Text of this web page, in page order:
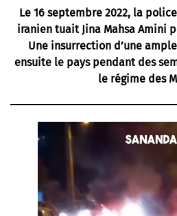
Le 16 septembre 2022, la
iranien tuait Jina Mahsa Amini
Une insurrection d’une
ensuite le pays pendant des
le régime des